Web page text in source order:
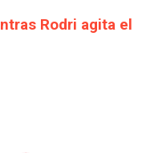
16 tras la
en nuevo